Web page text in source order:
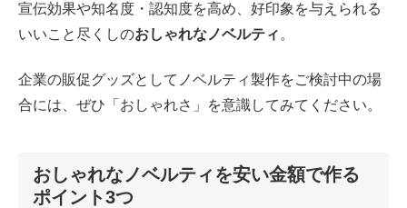
宣伝効果や知名度・認知度を高め、好印象を与えられる
いいこと尽くしのおしゃれなノベルティ 。
企業の販促グッズとしてノベルティ製作をご検討中の場
合には、ぜひ「おしゃれさ」を意識してみてください。
おしゃれなノベルティを安い金額で作る
ポイント3つ